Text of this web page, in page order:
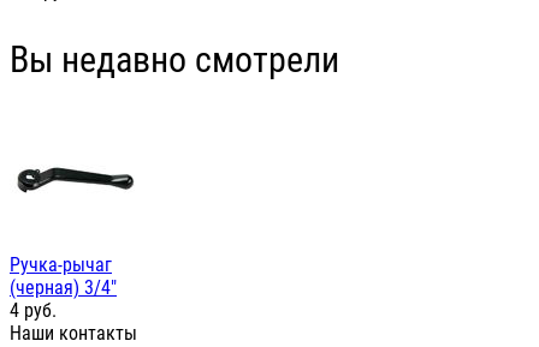
Вы недавно смотрели
Ручка-рычаг
(черная) 3/4"
4 руб.
Наши контакты